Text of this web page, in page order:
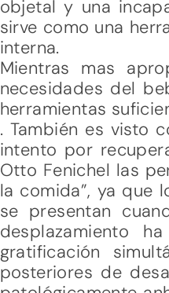
objetal y una
sirve como una
interna.
Mientras mas
necesidades del
herramientas
. También es visto
intento por
Otto Fenichel las
la comida”, ya que
se presentan
desplazamiento
gratificación
posteriores de